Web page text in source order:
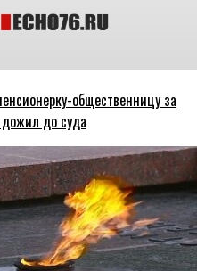
общественницу за
до суда